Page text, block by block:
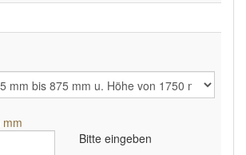
mm
Bitte eingeben